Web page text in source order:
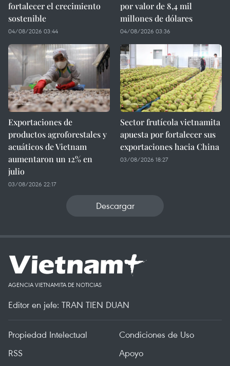
fortalecer el crecimiento
sostenible
04/08/2026 03:44
por valor de 8,4 mil
millones de dólares
04/08/2026 03:36
Exportaciones de
productos agroforestales y
acuáticos de Vietnam
aumentaron un 12% en
julio
03/08/2026 22:17
Sector frutícola vietnamita
apuesta por fortalecer sus
exportaciones hacia China
03/08/2026 18:27
Descargar
AGENCIA VIETNAMITA DE NOTICIAS
Editor en jefe: TRAN TIEN DUAN
Propiedad Intelectual
Condiciones de Uso
RSS
Apoyo